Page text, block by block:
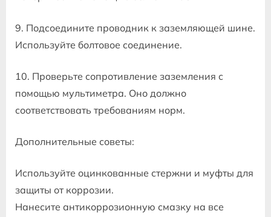
9. Подсоедините проводник к заземляющей шине.
Используйте болтовое соединение.
10. Проверьте сопротивление заземления с
помощью мультиметра. Оно должно
соответствовать требованиям норм.
Дополнительные советы:
Используйте оцинкованные стержни и муфты для
защиты от коррозии.
Нанесите антикоррозионную смазку на все